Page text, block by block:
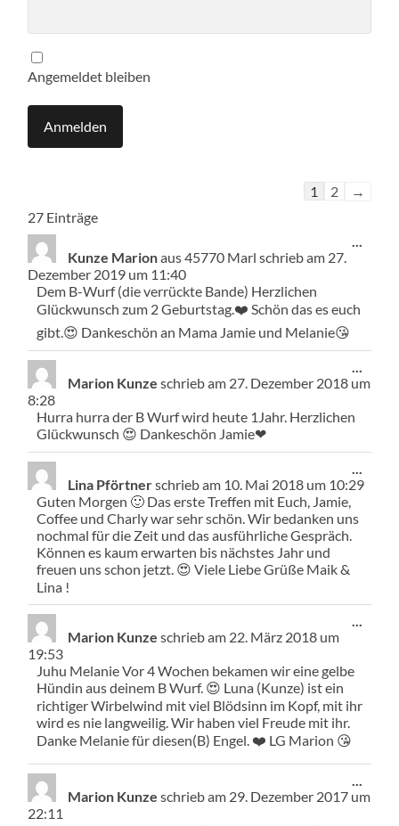
Angemeldet bleiben
Navigation
1 2
→
27 Einträge
Kunze Marionaus45770 Marl schrieb am 27.
Dezember 2019 um 11:40
Dem B-Wurf (die verrückte Bande) Herzlichen
Glückwunsch zum 2 Geburtstag.❤️ Schön das es euch
gibt.😍 Dankeschön an Mama Jamie und Melanie😘
Marion Kunzeschrieb am 27. Dezember 2018 um
8:28
Hurra hurra der B Wurf wird heute 1Jahr. Herzlichen
Glückwunsch 😍 Dankeschön Jamie❤
ein-/
Lina Pförtnerschrieb am 10. Mai 2018 um 10:29
Guten Morgen 🙂 Das erste Treffen mit Euch, Jamie,
Coffee und Charly war sehr schön. Wir bedanken uns
nochmal für die Zeit und das ausführliche Gespräch.
Können es kaum erwarten bis nächstes Jahr und
freuen uns schon jetzt. 😍 Viele Liebe Grüße Maik &
Lina !
Marion Kunzeschrieb am 22. März 2018 um
19:53
Juhu Melanie Vor 4 Wochen bekamen wir eine gelbe
Hündin aus deinem B Wurf. 😍 Luna (Kunze) ist ein
richtiger Wirbelwind mit viel Blödsinn im Kopf, mit ihr
wird es nie langweilig. Wir haben viel Freude mit ihr.
Danke Melanie für diesen(B) Engel. ❤️ LG Marion 😘
Marion Kunzeschrieb am 29. Dezember 2017 um
22:11
ein-/